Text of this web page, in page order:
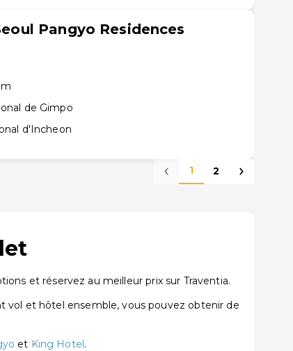
Pangyo Residences
de Gimpo
d'Incheon
1 2
et réservez au meilleur prix sur Traventia.
vol et hôtel ensemble, vous pouvez obtenir de
et King Hotel.